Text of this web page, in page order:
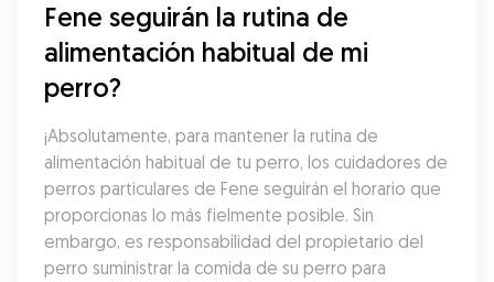
Fene seguirán la rutina de
alimentación habitual de mi
perro?
¡Absolutamente, para mantener la rutina de
alimentación habitual de tu perro, los cuidadores de
perros particulares de Fene seguirán el horario que
proporcionas lo más fielmente posible. Sin
embargo, es responsabilidad del propietario del
perro suministrar la comida de su perro para